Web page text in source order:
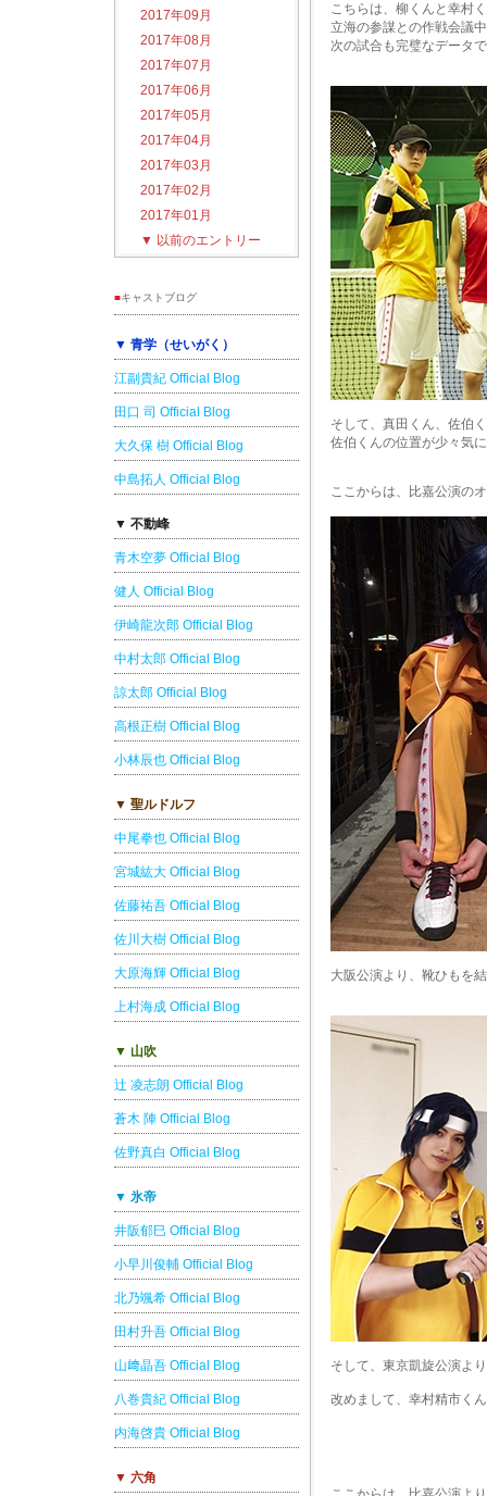
2017年09月
2017年08月
2017年07月
2017年06月
2017年05月
2017年04月
2017年03月
2017年02月
2017年01月
▼ 以前のエントリー
■キャストブログ
▼ 青学（せいがく）
江副貴紀 Official Blog
田口 司 Official Blog
大久保 樹 Official Blog
中島拓人 Official Blog
▼ 不動峰
青木空夢 Official Blog
健人 Official Blog
伊崎龍次郎 Official Blog
中村太郎 Official Blog
諒太郎 Official Blog
高根正樹 Official Blog
小林辰也 Official Blog
▼ 聖ルドルフ
中尾拳也 Official Blog
宮城紘大 Official Blog
佐藤祐吾 Official Blog
佐川大樹 Official Blog
大原海輝 Official Blog
上村海成 Official Blog
▼ 山吹
辻 凌志朗 Official Blog
蒼木 陣 Official Blog
佐野真白 Official Blog
▼ 氷帝
井阪郁巳 Official Blog
小早川俊輔 Official Blog
北乃颯希 Official Blog
田村升吾 Official Blog
山﨑晶吾 Official Blog
八巻貴紀 Official Blog
内海啓貴 Official Blog
▼ 六角
こちらは、柳くんと幸村
立海の参謀との作戦会議
次の試合も完璧なデータ
そして、真田くん、佐伯
佐伯くんの位置が少々気
ここからは、比嘉公演の
大阪公演より、靴ひもを
そして、東京凱旋公演よ
改めまして、幸村精市く